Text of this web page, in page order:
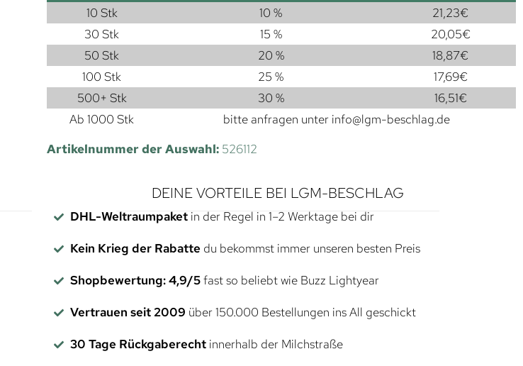
10 Stk
10 % 21,23€
30 Stk
15 % 20,05€
50 Stk
20 % 18,87€
100 Stk
25 % 17,69€
500+ Stk
30 % 16,51€
Ab 1000 Stk
bitte anfragen unter info@lgm-beschlag.de
Artikelnummer der Auswahl: 526112
DEINE VORTEILE BEI LGM-BESCHLAG
DHL-Weltraumpaketin der Regel in 1–2 Werktage bei dir
Kein Krieg der Rabatte du bekommst immer unseren besten Preis
Shopbewertung: 4,9/5fast so beliebt wie Buzz Lightyear
Vertrauen seit 2009 über 150.000 Bestellungen ins All geschickt
30 Tage Rückgaberechtinnerhalb der Milchstraße